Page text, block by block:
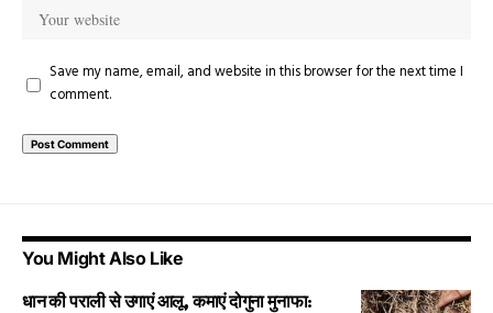
Save my name, email, and website in this browser for the next time I
comment.
You Might Also Like
धान की पराली से उगाएं आलू, कमाएं दोगुना मुनाफा: